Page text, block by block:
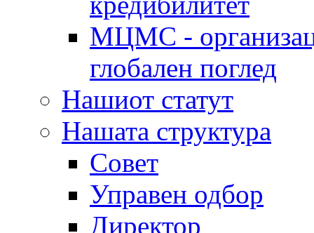
МЦМС -
глобален поглед
Нашиот статут
Нашата структура
Совет
Управен одбор
Директор